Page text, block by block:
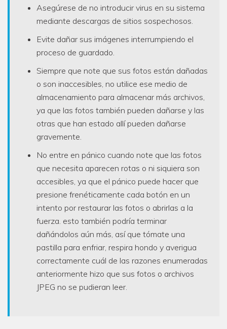
Asegúrese de no introducir virus en su sistema
mediante descargas de sitios sospechosos.
Evite dañar sus imágenes interrumpiendo el
proceso de guardado.
Siempre que note que sus fotos están dañadas
o son inaccesibles, no utilice ese medio de
almacenamiento para almacenar más archivos,
ya que las fotos también pueden dañarse y las
otras que han estado allí pueden dañarse
gravemente.
No entre en pánico cuando note que las fotos
que necesita aparecen rotas o ni siquiera son
accesibles, ya que el pánico puede hacer que
presione frenéticamente cada botón en un
intento por restaurar las fotos o abrirlas a la
fuerza. esto también podría terminar
dañándolos aún más, así que tómate una
pastilla para enfriar, respira hondo y averigua
correctamente cuál de las razones enumeradas
anteriormente hizo que sus fotos o archivos
JPEG no se pudieran leer.